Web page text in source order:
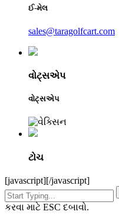
ઈ-મેલ
sales@taragolfcart.com
વોટ્સએપ
વોટ્સએપ
ટોચ
[javascript][/javascript]
કરવા માટે ESC દબાવો.